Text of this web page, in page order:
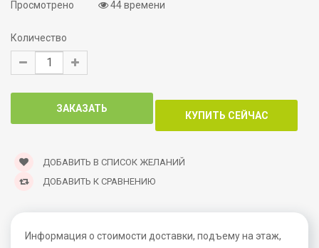
Просмотрено
44 времени
Количество
ДОБАВИТЬ В СПИСОК ЖЕЛАНИЙ
ДОБАВИТЬ К СРАВНЕНИЮ
Информация о стоимости доставки, подъему на этаж,